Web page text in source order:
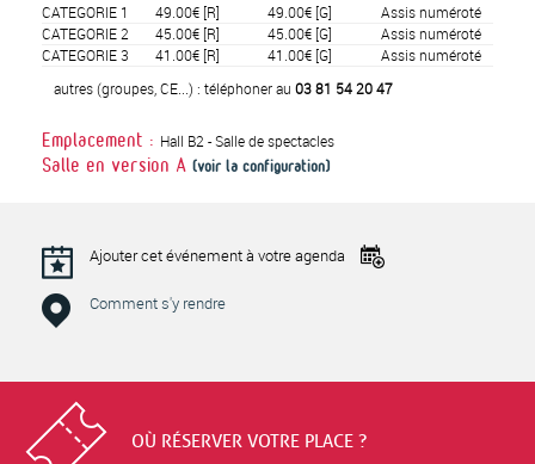
CATEGORIE 1 49.00€[R] 49.00€ [G]
Assis numéroté
CATEGORIE 2
45.00€[R] 45.00€ [G]
Assis numéroté
CATEGORIE 3
41.00€[R] 41.00€ [G]
Assis numéroté
autres (groupes, CE...) : téléphoner au 03 81 54 20 47
Emplacement : Hall B2 - Salle de spectacles
Salle en version A (voir la configuration)
Ajouter cet événement à votre agenda
Comment s'y rendre
OÙ RÉSERVER VOTRE PLACE ?